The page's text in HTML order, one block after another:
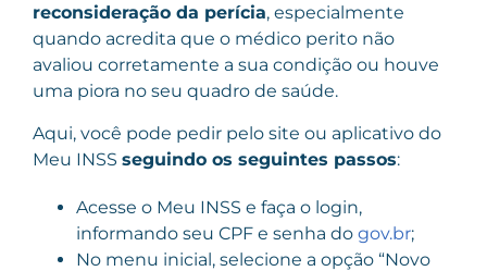
reconsideração da perícia, especialmente
quando acredita que o médico perito não
avaliou corretamente a sua condição ou houve
uma piora no seu quadro de saúde.
Aqui, você pode pedir pelo site ou aplicativo do
Meu INSS seguindo os seguintes passos:
Acesse o Meu INSS e faça o login,
informando seu CPF e senha do gov.br;
No menu inicial, selecione a opção “Novo